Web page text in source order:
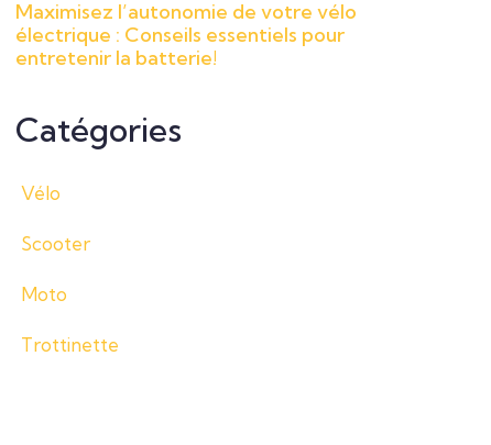
Maximisez l’autonomie de votre vélo
électrique : Conseils essentiels pour
entretenir la batterie!
Catégories
Vélo
Scooter
Moto
Trottinette